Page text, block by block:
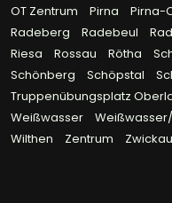
OT Zentrum
Pirna Pirna-
Radeberg
Radebeul
Riesa
Rossau Rötha
Schönberg
Schöpstal
Truppenübungsplatz
Weißwasser
Weißwasser/
Wilthen
Zentrum Zwickau